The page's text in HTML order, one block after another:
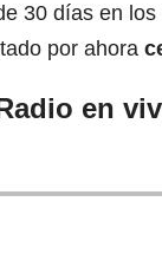
30 días en
por ahora
en